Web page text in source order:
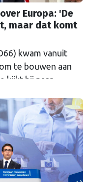
Europa: 'De
maar dat komt
kwam vanuit
te bouwen aan
kijkt hij naar
én de